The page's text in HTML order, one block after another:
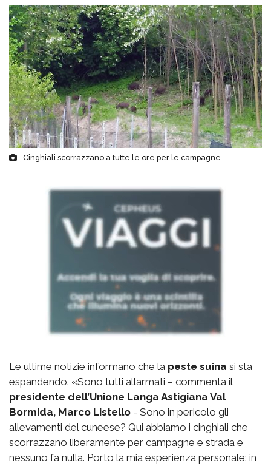
Cinghiali scorrazzano a tutte le ore per le campagne
Le ultime notizie informano che la peste suina si sta
espandendo. «Sono tutti allarmati – commenta il
presidente dell’Unione Langa Astigiana Val
Bormida, Marco Listello - Sono in pericolo gli
allevamenti del cuneese? Qui abbiamo i cinghiali che
scorrazzano liberamente per campagne e strada e
nessuno fa nulla. Porto la mia esperienza personale: in